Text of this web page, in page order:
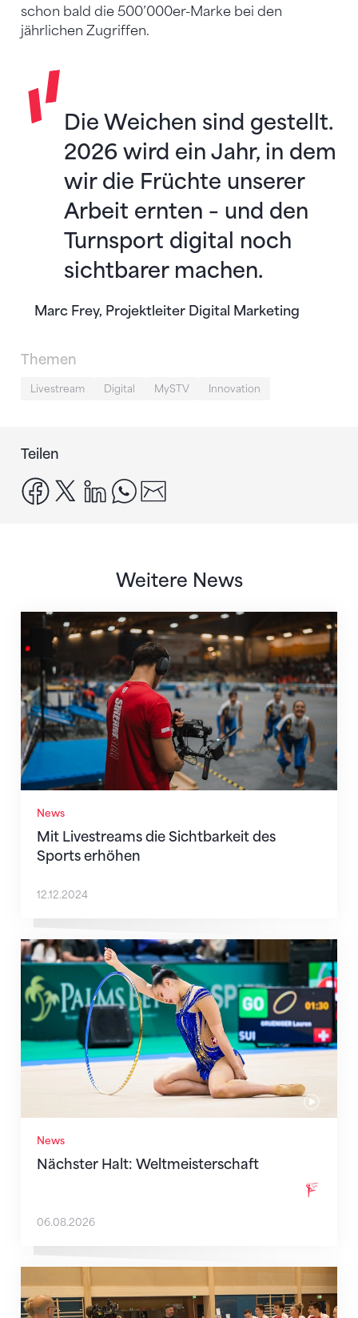
schon bald die 500’000er-Marke bei den
jährlichen Zugriffen.
Marc Frey, Projektleiter Digital Marketing
Die Weichen sind gestellt.
2026 wird ein Jahr, in dem
wir die Früchte unserer
Arbeit ernten – und den
Turnsport digital noch
sichtbarer machen.
Themen
Livestream Digital MySTV Innovation
Teilen
facebook
x linkedinwhatsapp
Weitere News
News
Mit Livestreams die Sichtbarkeit des
Sports erhöhen
Mit Livestreams die Sichtbarkeit des Sports erhöhen
12.12.2024
News
Nächster Halt: Weltmeisterschaft
Nächster Halt: Weltmeisterschaft
06.08.2026
Mit klaren Zielen nach Zagreb